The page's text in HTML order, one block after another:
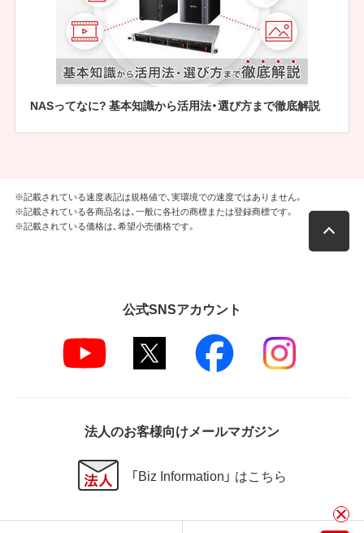
NASってなに? 基本知識から活用法・選び方まで徹底解説
※記載されている速度表記は規格値で、実環境での速度ではありません。
※記載されている各商品名は、一般に各社の商標または登録商標です。
※記載されている価格は、希望小売価格です。
公式SNSアカウント
法人のお客様向けメールマガジン
「Biz Information」 はこちら